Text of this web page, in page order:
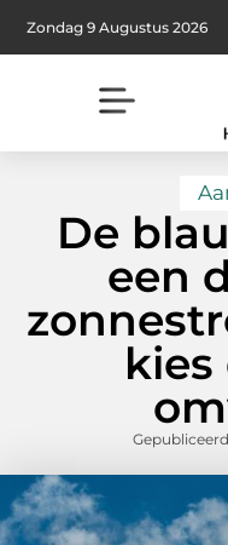
Zondag 9 Augustus 2026
De
een
kies